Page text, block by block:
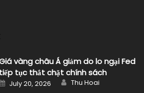
vàng châu Á giảm do lo ngại Fed
tiếp tục thắt chặt chính sách
Posted
on
July 20, 2026 Author
Thu Hoai